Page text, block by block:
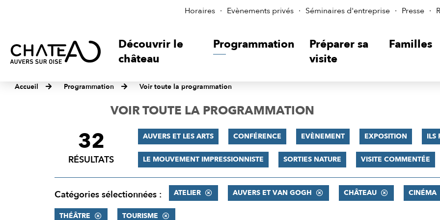
Horaires Evènements privés Séminaires d'entreprise Presse
Découvrir le
château
Programmation
Préparer sa
visite
Familles
Accueil Programmation Voir toute la programmation
VOIR TOUTE LA PROGRAMMATION
FILTRER
RÉSULTATS
32
RÉSULTATS
AUVERS ET LES ARTS CONFÉRENCE EVÈNEMENT EXPOSITION ILS
LE MOUVEMENT IMPRESSIONNISTE SORTIES NATURE VISITE COMMENTÉE
Catégories sélectionnées : ATELIER AUVERS ET VAN GOGH CHÂTEAU CINÉMA
THÉÂTRE TOURISME